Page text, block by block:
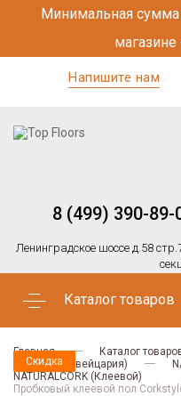
Минимальная сумма
Напишите нам
8 (499) 390-89-
Ленинградское шоссе д.58
Каталог товаров
Главная Каталог
Corkstyle (Швейцария)
NATURALCORK (Клеевой)
Пробковый клеевой пол
Скидка
Скидка
Скидка
Скидка